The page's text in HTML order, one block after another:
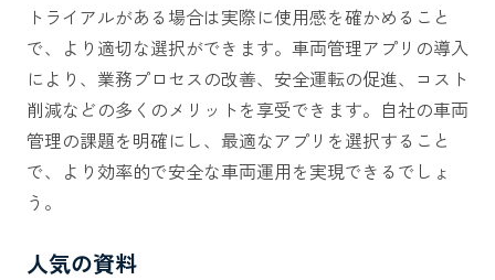
トライアルがある場合は実際に使用感を確かめること
で、より適切な選択ができます。車両管理アプリの導入
により、業務プロセスの改善、安全運転の促進、コスト
削減などの多くのメリットを享受できます。自社の車両
管理の課題を明確にし、最適なアプリを選択すること
で、より効率的で安全な車両運用を実現できるでしょ
う。
人気の資料